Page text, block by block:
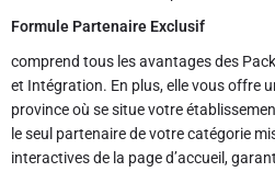
Formule Partenaire Exclusif
comprend tous les avantages des
et Intégration. En plus, elle vous offre
province où se situe votre
le seul partenaire de votre catégorie
interactives de la page d’accueil,